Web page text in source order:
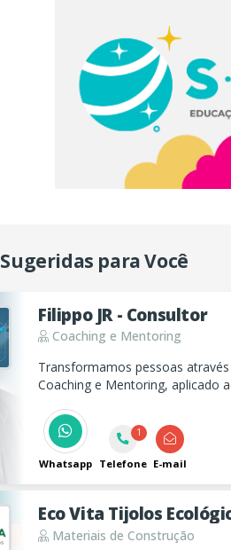
Sugeridas para Você
Filippo JR - Consultor
Coaching e Mentoring
Transformamos pessoas
Coaching e Mentoring, aplicado
objetividade e assertividade nas
Whatsapp
1
Telefone E-mail
Eco Vita Tijolos
Materiais de Construção